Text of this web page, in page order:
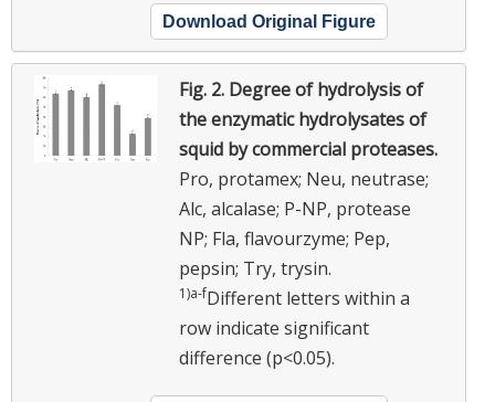
Download Original Figure
Fig. 2. Degree of hydrolysis of
the enzymatic hydrolysates of
squid by commercial proteases.
Pro, protamex; Neu, neutrase;
Alc, alcalase; P-NP, protease
NP; Fla, flavourzyme; Pep,
pepsin; Try, trysin.
1)a-fDifferent letters within a
row indicate significant
difference (p<0.05).